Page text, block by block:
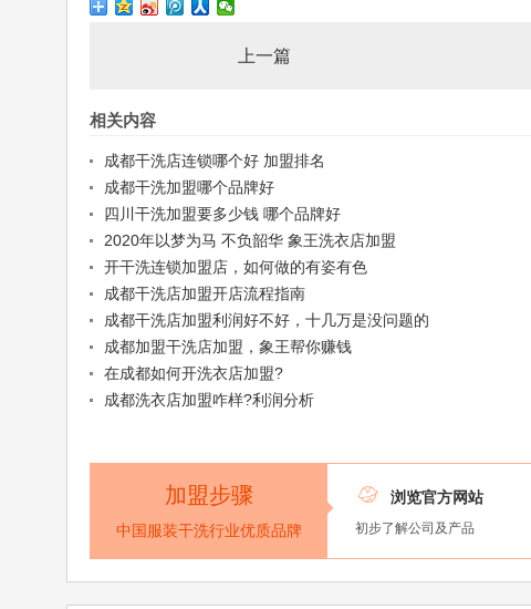
上一篇
相关内容
成都干洗店连锁哪个好 加盟排名
成都干洗加盟哪个品牌好
四川干洗加盟要多少钱 哪个品牌好
2020年以梦为马 不负韶华 象王洗衣店加盟
开干洗连锁加盟店，如何做的有姿有色
成都干洗店加盟开店流程指南
成都干洗店加盟利润好不好，十几万是没问题的
成都加盟干洗店加盟，象王帮你赚钱
在成都如何开洗衣店加盟?
成都洗衣店加盟咋样?利润分析
加盟步骤
中国服装干洗行业优质品牌
 浏览官方网站
初步了解公司及产品